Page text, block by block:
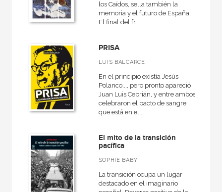
los Caídos, sella también la
memoria y el futuro de España.
El final del fr...
PRISA
LUIS BALCARCE
En el principio existía Jesús
Polanco..., pero pronto apareció
Juan Luis Cebrián, y entre ambos
celebraron el pacto de sangre
que está en el...
El mito de la transición
pacífica
SOPHIE BABY
La transición ocupa un lugar
destacado en el imaginario